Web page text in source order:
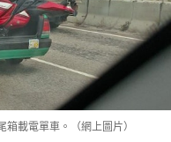
載電單車。（網上圖片）